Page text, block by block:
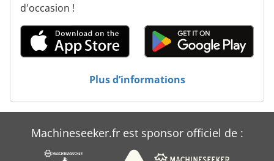
Lz 300
Machine De Forage Lematec
New Holland Lm 410
New Holland Lm 732
Weiler Lz 300
d'occasion !
Plus d’informations
Machineseeker.fr est sponsor officiel de :